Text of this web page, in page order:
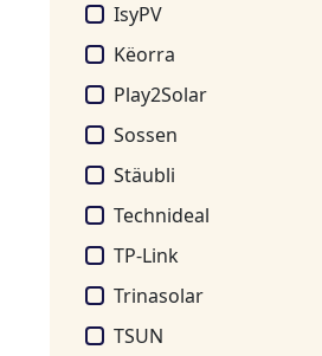
IsyPV
Këorra
Play2Solar
Sossen
Stäubli
Technideal
TP-Link
Trinasolar
TSUN